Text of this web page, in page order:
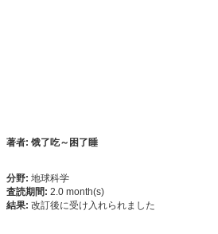
著者: 饿了吃～困了睡
分野: 地球科学
査読期間: 2.0 month(s)
結果: 改訂後に受け入れられました